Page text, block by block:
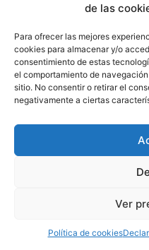
de las
Para ofrecer las mejores
cookies para almacenar y/o
consentimiento de estas
el comportamiento de
sitio. No consentir o retirar el
negativamente a ciertas
Ver
Política de cookies
Política